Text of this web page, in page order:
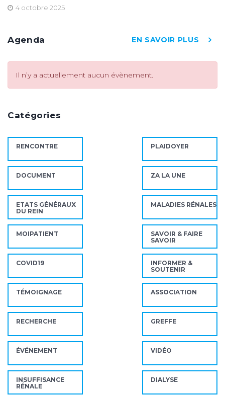
4 octobre 2025
Agenda EN SAVOIR PLUS
Il n’y a actuellement aucun évènement.
Catégories
RENCONTRE PLAIDOYER
DOCUMENT ZA LA UNE
ETATS GÉNÉRAUX
DU REIN
MALADIES RÉNALES
MOIPATIENT
SAVOIR & FAIRE
SAVOIR
COVID19
INFORMER &
SOUTENIR
TÉMOIGNAGE ASSOCIATION
RECHERCHE GREFFE
ÉVÉNEMENT VIDÉO
INSUFFISANCE
RÉNALE
DIALYSE